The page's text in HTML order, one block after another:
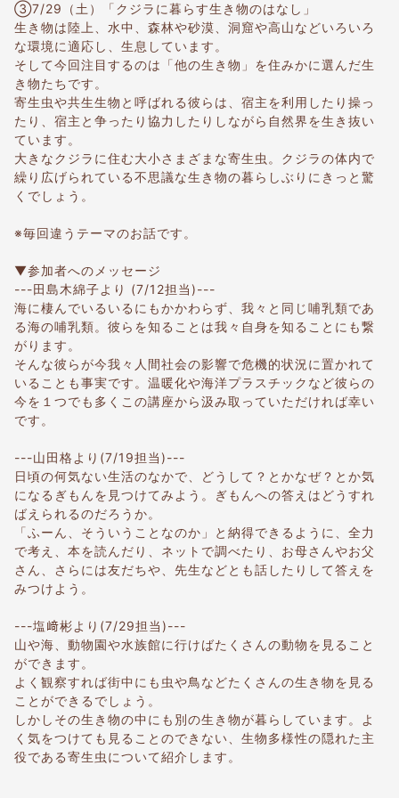
③7/29（土）「クジラに暮らす生き物のはなし」
生き物は陸上、水中、森林や砂漠、洞窟や高山などいろいろ
な環境に適応し、生息しています。
そして今回注目するのは「他の生き物」を住みかに選んだ生
き物たちです。
寄生虫や共生生物と呼ばれる彼らは、宿主を利用したり操っ
たり、宿主と争ったり協力したりしながら自然界を生き抜い
ています。
大きなクジラに住む大小さまざまな寄生虫。クジラの体内で
繰り広げられている不思議な生き物の暮らしぶりにきっと驚
くでしょう。
※毎回違うテーマのお話です。
▼参加者へのメッセージ
---田島木綿子より (7/12担当)---
海に棲んでいるいるにもかかわらず、我々と同じ哺乳類であ
る海の哺乳類。彼らを知ることは我々自身を知ることにも繋
がります。
そんな彼らが今我々人間社会の影響で危機的状況に置かれて
いることも事実です。温暖化や海洋プラスチックなど彼らの
今を１つでも多くこの講座から汲み取っていただければ幸い
です。
---山田格より(7/19担当)---
日頃の何気ない生活のなかで、どうして？とかなぜ？とか気
になるぎもんを見つけてみよう。ぎもんへの答えはどうすれ
ばえられるのだろうか。
「ふーん、そういうことなのか」と納得できるように、全力
で考え、本を読んだり、ネットで調べたり、お母さんやお父
さん、さらには友だちや、先生などとも話したりして答えを
みつけよう。
---塩﨑彬より(7/29担当)---
山や海、動物園や水族館に行けばたくさんの動物を見ること
ができます。
よく観察すれば街中にも虫や鳥などたくさんの生き物を見る
ことができるでしょう。
しかしその生き物の中にも別の生き物が暮らしています。よ
く気をつけても見ることのできない、生物多様性の隠れた主
役である寄生虫について紹介します。